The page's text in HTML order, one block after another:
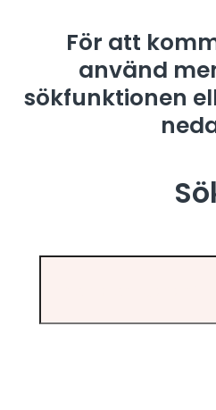
För att
använd
sökfunktionen